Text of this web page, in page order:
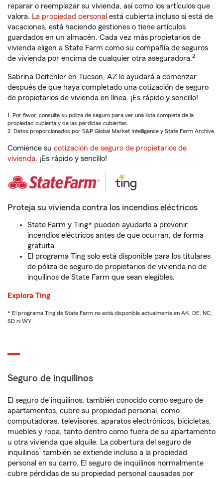
reparar o reemplazar su vivienda, así como los artículos que
valora. La propiedad personal está cubierta incluso si está de
vacaciones, está haciendo gestiones o tiene artículos
guardados en un almacén. Cada vez más propietarios de
vivienda eligen a State Farm como su compañía de seguros
de vivienda por encima de cualquier otra aseguradora.2
Sabrina Deitchler en Tucson, AZ le ayudará a comenzar
después de que haya completado una cotización de seguro
de propietarios de vivienda en línea. ¡Es rápido y sencillo!
1. Por favor, consulte su póliza de seguro para ver una lista completa de la
propiedad cubierta y de las pérdidas cubiertas.
2. Datos proporcionados por S&P Global Market Intelligence y State Farm Archive.
Comience su cotización de seguro de propietarios de
vivienda. ¡Es rápido y sencillo!
Proteja su vivienda contra los incendios eléctricos
State Farm y Ting* pueden ayudarle a prevenir
incendios eléctricos antes de que ocurran, de forma
gratuita.
El programa Ting solo está disponible para los titulares
de póliza de seguro de propietarios de vivienda no de
inquilinos de State Farm que sean elegibles.
Explora Ting
* El programa Ting de State Farm no está disponible actualmente en AK, DE, NC,
SD ni WY
Seguro de inquilinos
El seguro de inquilinos, también conocido como seguro de
apartamentos, cubre su propiedad personal, como
computadoras, televisores, aparatos electrónicos, bicicletas,
muebles y ropa, tanto dentro como fuera de su apartamento
u otra vivienda que alquile. La cobertura del seguro de
inquilinos1 también se extiende incluso a la propiedad
personal en su carro. El seguro de inquilinos normalmente
cubre pérdidas de su propiedad personal causadas por